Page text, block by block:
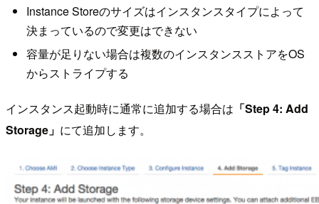
Instance Storeのサイズはインスタンスタイプによって
決まっているので変更はできない
容量が足りない場合は複数のインスタンスストアをOS
からストライプする
インスタンス起動時に通常に追加する場合は 「Step 4: Add
Storage」 にて追加します。